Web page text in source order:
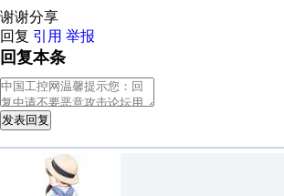
谢谢分享
回复 引用 举报
回复本条
发表回复